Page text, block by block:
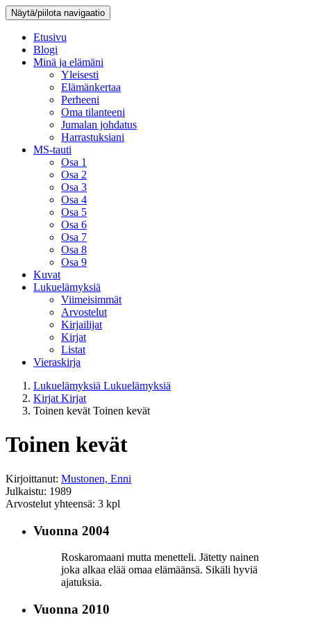
Näytä/piilota navigaatio
Etusivu
Blogi
Minä ja elämäni
Yleisesti
Elämänkertaa
Perheeni
Oma tilanteeni
Jumalan johdatus
Harrastuksiani
MS-tauti
Osa 1
Osa 2
Osa 3
Osa 4
Osa 5
Osa 6
Osa 7
Osa 8
Osa 9
Kuvat
Lukuelämyksiä
Viimeisimmät
Arvostelut
Kirjailijat
Kirjat
Listat
Vieraskirja
Lukuelämyksiä Lukuelämyksiä
Kirjat Kirjat
Toinen kevät Toinen kevät
Toinen kevät
Kirjoittanut: Mustonen, Enni
Julkaistu: 1989
Arvostelut yhteensä: 3 kpl
Vuonna 2004
Roskaromaani mutta menetteli. Jätetty nainen
joka alkaa elää omaa elämäänsä. Sikäli hyviä
ajatuksia.
Vuonna 2010